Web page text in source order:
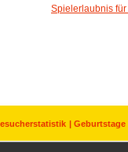
Spielerlaubnis
Geburtstage